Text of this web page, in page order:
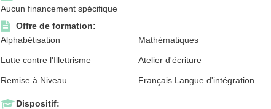
Aucun financement spécifique
Offre de formation:
Alphabétisation
Mathématiques
Lutte contre l'Illettrisme Atelier d'écriture
Remise à Niveau Français Langue d'intégration
Dispositif: